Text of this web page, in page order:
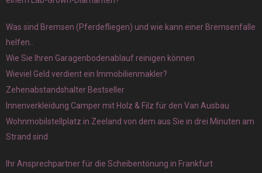
Was sind Bremsen (Pferdefliegen) und wie kann einer Bremsenfalle
helfen..
Wie Sie Ihren Garagenbodenablauf reinigen können
Wieviel Geld verdient ein Immobilienmakler?
Zehenabstandshalter Bestseller
Innenverkleidung Camper mit Holz & Filz für den Van Ausbau
Wohnmobilstellplatz in Zeeland von dem aus Sie in drei Minuten am
Strand sind
Ihr Ansprechpartner für die Scheibentönung in Frankfurt